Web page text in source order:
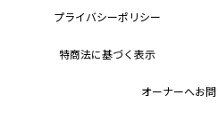
プライバシーポリシー
特商法に基づく表示
オーナーへお